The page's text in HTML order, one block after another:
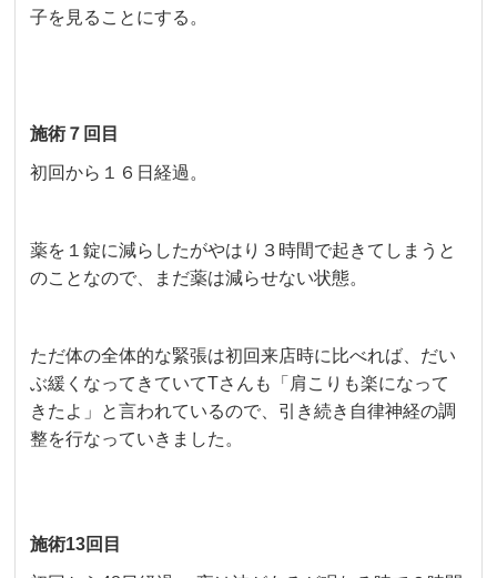
子を見ることにする。
施術７回目
初回から１６日経過。
薬を１錠に減らしたがやはり３時間で起きてしまうと
のことなので、まだ薬は減らせない状態。
ただ体の全体的な緊張は初回来店時に比べれば、だい
ぶ緩くなってきていてTさんも「肩こりも楽になって
きたよ」と言われているので、引き続き自律神経の調
整を行なっていきました。
施術13回目